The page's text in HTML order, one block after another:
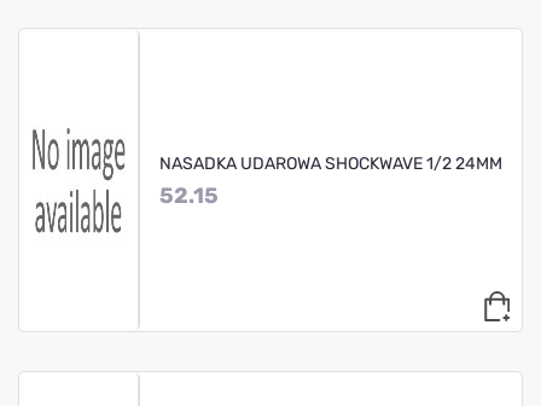
NASADKA UDAROWA SHOCKWAVE 1/2 24MM
52.15